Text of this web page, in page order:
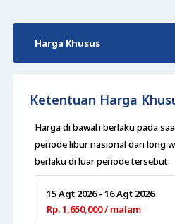
Harga Khusus
Ketentuan Harga
Harga di bawah berlaku pada
periode libur nasional dan long
berlaku di luar periode tersebut.
15 Agt 2026 - 16 Agt 2026
Rp. 1,650,000 / malam